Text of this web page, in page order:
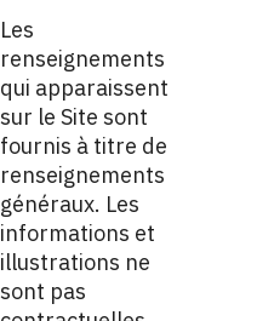
Les
renseignements
qui apparaissent
sur le Site sont
fournis à titre de
renseignements
généraux. Les
informations et
illustrations ne
sont pas